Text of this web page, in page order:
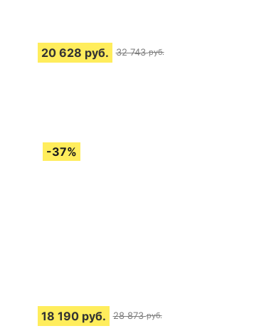
20 628 руб. 32 743 руб.
18 190 руб. 28 873 руб.